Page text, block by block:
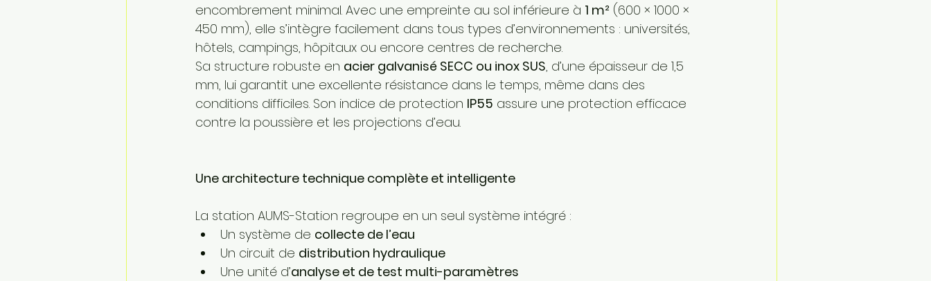
encombrement minimal. Avec une empreinte au sol inférieure à 1 m² (600 × 1000 ×
450 mm), elle s’intègre facilement dans tous types d’environnements : universités,
hôtels, campings, hôpitaux ou encore centres de recherche.
Sa structure robuste en acier galvanisé SECC ou inox SUS, d’une épaisseur de 1,5
mm, lui garantit une excellente résistance dans le temps, même dans des
conditions difficiles. Son indice de protection IP55 assure une protection efficace
contre la poussière et les projections d’eau.
Une architecture technique complète et intelligente
La station AUMS-Station regroupe en un seul système intégré :
Un système de collecte de l’eau
Un circuit de distribution hydraulique
Une unité d’analyse et de test multi-paramètres